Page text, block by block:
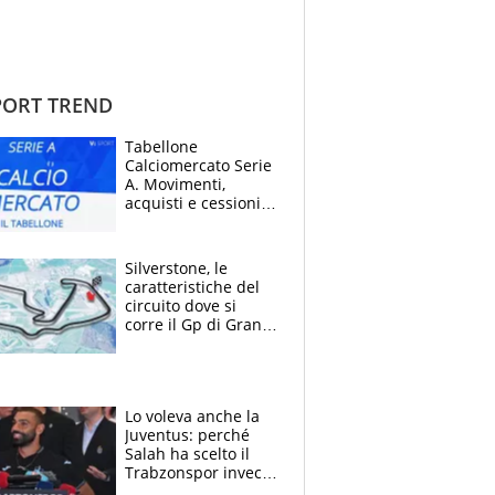
TREND
Tabellone
Calciomercato Serie
A. Movimenti,
acquisti e cessioni:
Silverstone, le
caratteristiche del
circuito dove si
corre il Gp di Gran
Lo voleva anche la
Juventus: perché
Salah ha scelto il
Trabzonspor invece